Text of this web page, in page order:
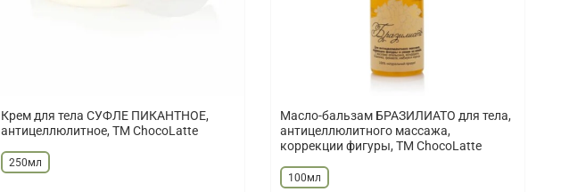
Крем для тела СУФЛЕ ПИКАНТНОЕ,
антицеллюлитное, TM ChocoLatte
250мл
Масло-бальзам БРАЗИЛИАТО для тела,
антицеллюлитного массажа,
коррекции фигуры, TM ChocoLatte
100мл